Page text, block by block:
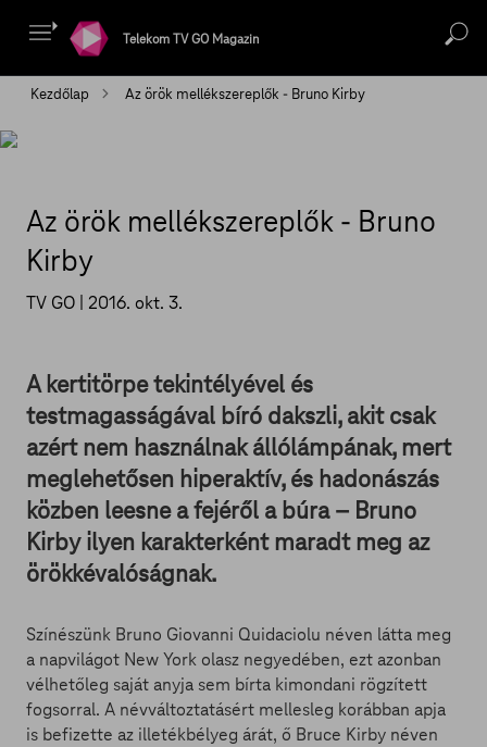
Telekom TV GO Magazin
Kezdőlap Az örök mellékszereplők - Bruno Kirby
Az örök mellékszereplők - Bruno
Kirby
TV GO | 2016. okt. 3.
A kertitörpe tekintélyével és
testmagasságával bíró dakszli, akit csak
azért nem használnak állólámpának, mert
meglehetősen hiperaktív, és hadonászás
közben leesne a fejéről a búra – Bruno
Kirby ilyen karakterként maradt meg az
örökkévalóságnak.
Színészünk Bruno Giovanni Quidaciolu néven látta meg
a napvilágot New York olasz negyedében, ezt azonban
vélhetőleg saját anyja sem bírta kimondani rögzített
fogsorral. A névváltoztatásért mellesleg korábban apja
is befizette az illetékbélyeg árát, ő Bruce Kirby néven